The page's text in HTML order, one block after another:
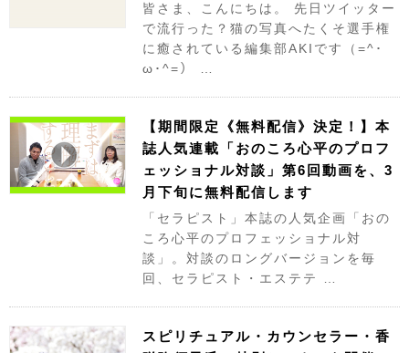
皆さま、こんにちは。 先日ツイッター
で流行った？猫の写真へたくそ選手権
に癒されている編集部AKIです（=^･
ω･^=） …
【期間限定《無料配信》決定！】本
誌人気連載「おのころ心平のプロフ
ェッショナル対談」第6回動画を、3
月下旬に無料配信します
「セラピスト」本誌の人気企画「おの
ころ心平のプロフェッショナル対
談」。対談のロングバージョンを毎
回、セラピスト・エステテ …
スピリチュアル・カウンセラー・香